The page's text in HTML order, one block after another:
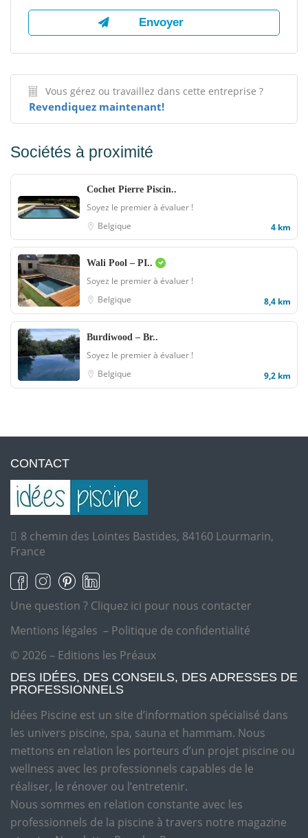
Vous gérez ou travaillez dans cette entreprise ?
Revendiquez maintenant!
Sociétés à proximité
Cochet Pierre Piscin..
Soyez le premier à évaluer !
Belgique
4 km
Wali Pool – PI..
Soyez le premier à évaluer !
Belgique
8,4 km
Burdiwood – Br..
Soyez le premier à évaluer !
Belgique
9,2 km
CONTACT
8 chemin des Lointes Bastides, 84160 Lourmarin,
France
Une question ? Cliquez ici pour nous contacter
Mentions légales – Politique de confidentialité
© 2026 – Editions les Préaux
DES IDÉES, DES CONSEILS, DES ADRESSES DE
PROFESSIONNELS
Idées Piscine est un site d’information spécialisé dans
les univers piscine, spa, sauna et hammam. Nous
mettons en relation les porteurs d’un projet piscine ou
wellness avec les professionnels capables de le
réaliser, le rénover ou l’entretenir.
Nous sommes en relation constante avec les
professionnels de la piscine à travers notre magazine